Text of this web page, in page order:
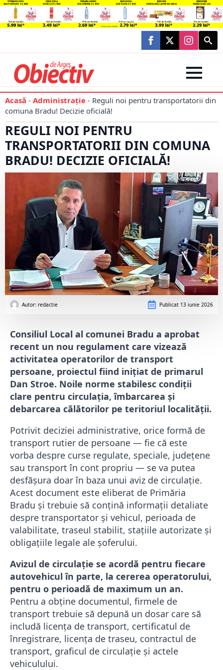
Search
for:
Acasă - Administraţie - Reguli noi pentru transportatorii din
comuna Bradu! Decizie oficială!
REGULI NOI PENTRU
TRANSPORTATORII DIN COMUNA
BRADU! DECIZIE OFICIALĂ!
Autor: redactie Publicat 13 iunie 2026
Consiliul Local al comunei Bradu a aprobat
recent un nou regulament care vizează
activitatea operatorilor de transport
persoane, proiectul fiind inițiat de primarul
Dan Stroe. Noile norme stabilesc condiții
clare pentru circulația, îmbarcarea și
debarcarea călătorilor pe teritoriul localității.
Potrivit deciziei administrative, orice formă de
transport rutier de persoane — fie că este
vorba despre curse regulate, speciale, județene
sau transport în cont propriu — se va putea
desfășura doar în baza unui aviz de circulație.
Acest document este eliberat de Primăria
Bradu și trebuie să conțină informații detaliate
despre transportator și vehicul, perioada de
valabilitate, traseul stabilit, stațiile autorizate și
obligațiile legale ale șoferului.
Avizul de circulație se acordă pentru fiecare
autovehicul în parte, la cererea operatorului,
pentru o perioadă de maximum un an.
Pentru a obține documentul, firmele de
transport trebuie să depună un dosar care să
includă licența de transport, certificatul de
înregistrare, licența de traseu, contractul de
transport, graficul de circulație și actele
vehiculului.